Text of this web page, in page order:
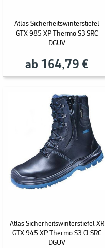
Atlas Sicherheitswinterstiefel
GTX 985 XP Thermo S3 SRC
DGUV
ab 164,79 €
Atlas Sicherheitswinterstiefel XR
GTX 945 XP Thermo S3 CI SRC
DGUV